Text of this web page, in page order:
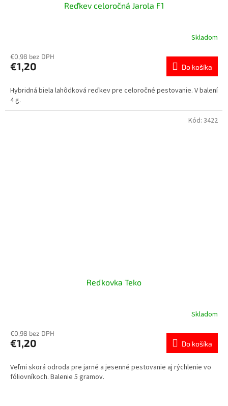
Reďkev celoročná Jarola F1
Skladom
€0,98 bez DPH
€1,20 Do košíka
Hybridná biela lahôdková reďkev pre celoročné pestovanie. V balení
4 g.
Reďkovka Teko
Skladom
€0,98 bez DPH
€1,20 Do košíka
Veľmi skorá odroda pre jarné a jesenné pestovanie aj rýchlenie vo
fóliovníkoch. Balenie 5 gramov.
Kód: 3422